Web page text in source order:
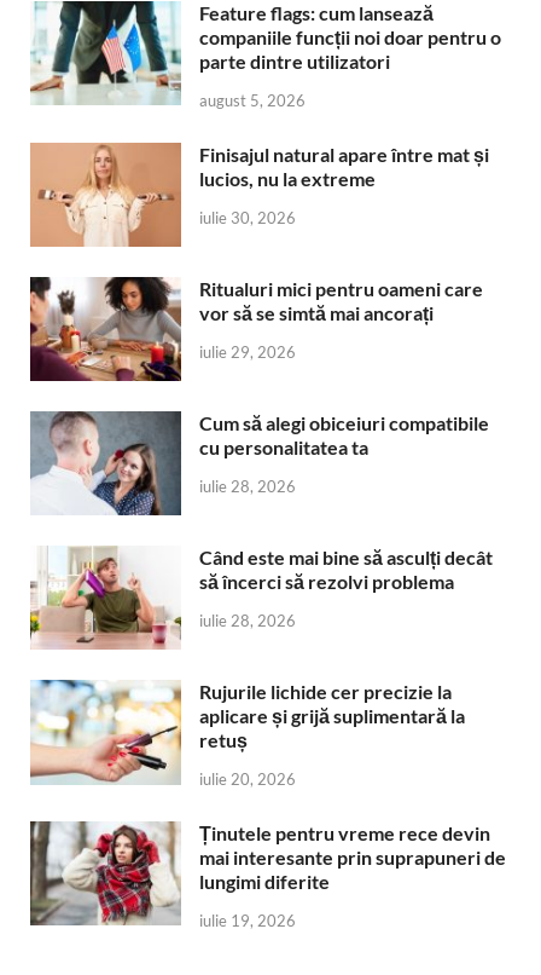
Feature flags: cum lansează
companiile funcții noi doar pentru o
parte dintre utilizatori
august 5, 2026
Finisajul natural apare între mat și
lucios, nu la extreme
iulie 30, 2026
Ritualuri mici pentru oameni care
vor să se simtă mai ancorați
iulie 29, 2026
Cum să alegi obiceiuri compatibile
cu personalitatea ta
iulie 28, 2026
Când este mai bine să asculți decât
să încerci să rezolvi problema
iulie 28, 2026
Rujurile lichide cer precizie la
aplicare și grijă suplimentară la
retuș
iulie 20, 2026
Ținutele pentru vreme rece devin
mai interesante prin suprapuneri de
lungimi diferite
iulie 19, 2026